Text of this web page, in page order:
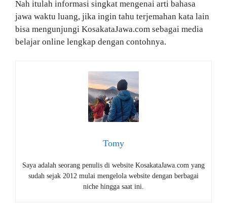
Nah itulah informasi singkat mengenai arti bahasa
jawa waktu luang, jika ingin tahu terjemahan kata lain
bisa mengunjungi KosakataJawa.com sebagai media
belajar online lengkap dengan contohnya.
Tomy
Saya adalah seorang penulis di website KosakataJawa.com yang
sudah sejak 2012 mulai mengelola website dengan berbagai
niche hingga saat ini.